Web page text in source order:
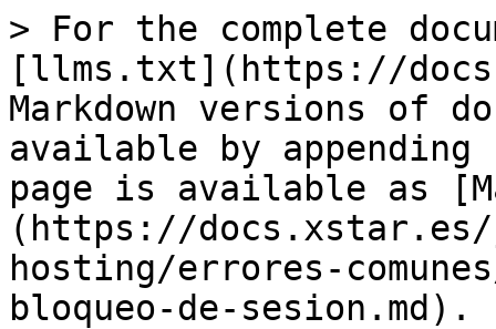
> For the complete
[llms.txt](https://
Markdown versions of
available by
page is available as
(https://docs.xstar.es/
hosting/errores-
bloqueo-de-sesion.md).